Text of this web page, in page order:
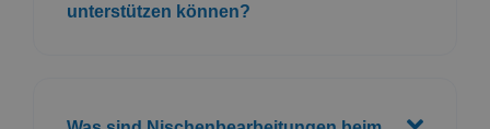
unterstützen können?